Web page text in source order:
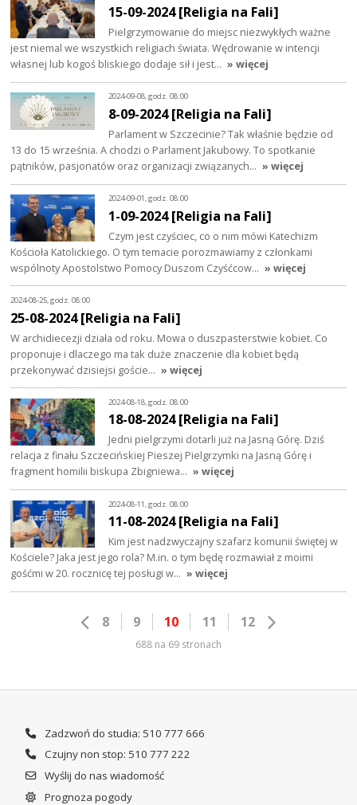
15-09-2024 [Religia na Fali]
Pielgrzymowanie do miejsc niezwykłych ważne
jest niemal we wszystkich religiach świata. Wędrowanie w intencji
własnej lub kogoś bliskiego dodaje sił i jest… » więcej
2024-09-08, godz. 08:00
8-09-2024 [Religia na Fali]
Parlament w Szczecinie? Tak właśnie będzie od
13 do 15 września. A chodzi o Parlament Jakubowy. To spotkanie
pątników, pasjonatów oraz organizacji związanych… » więcej
2024-09-01, godz. 08:00
1-09-2024 [Religia na Fali]
Czym jest czyściec, co o nim mówi Katechizm
Kościoła Katolickiego. O tym temacie porozmawiamy z członkami
wspólnoty Apostolstwo Pomocy Duszom Czyśćcow… » więcej
2024-08-25, godz. 08:00
25-08-2024 [Religia na Fali]
W archidiecezji działa od roku. Mowa o duszpasterstwie kobiet. Co
proponuje i dlaczego ma tak duże znaczenie dla kobiet będą
przekonywać dzisiejsi goście… » więcej
2024-08-18, godz. 08:00
18-08-2024 [Religia na Fali]
Jedni pielgrzymi dotarli już na Jasną Górę. Dziś
relacja z finału Szczecińskiej Pieszej Pielgrzymki na Jasną Górę i
fragment homilii biskupa Zbigniewa… » więcej
2024-08-11, godz. 08:00
11-08-2024 [Religia na Fali]
Kim jest nadzwyczajny szafarz komunii świętej w
Kościele? Jaka jest jego rola? M.in. o tym będę rozmawiał z moimi
gośćmi w 20. rocznicę tej posługi w… » więcej
8 9 10 11 12
688 na 69 stronach
Zadzwoń do studia: 510 777 666
Czujny non stop: 510 777 222
Wyślij do nas wiadomość
Prognoza pogody